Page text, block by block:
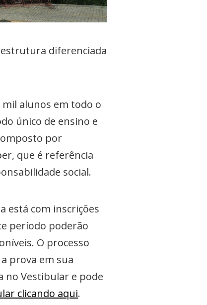
diferenciada
mil alunos em todo o
único de ensino e
por
que é referência
social.
está com inscrições
período poderão
O processo
prova em sua
no Vestibular e pode
clicando aqui.